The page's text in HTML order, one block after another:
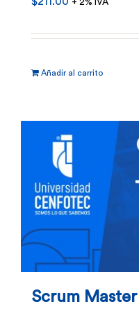
Añadir al carrito
Scrum